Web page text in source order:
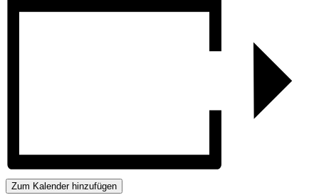
Zum Kalender hinzufügen